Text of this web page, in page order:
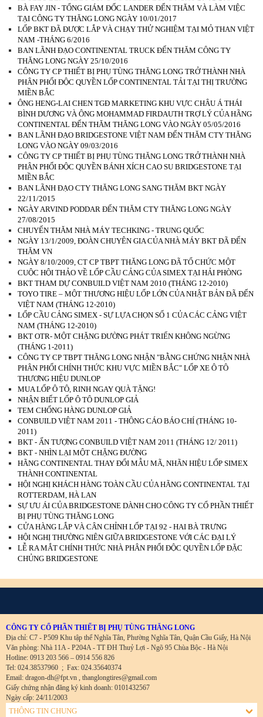
BÀ FAY JIN - TỔNG GIÁM ĐỐC LANDER ĐẾN THĂM VÀ LÀM VIỆC
TẠI CÔNG TY THĂNG LONG NGÀY 10/01/2017
LỐP BKT ĐÃ ĐƯỢC LẮP VÀ CHẠY THỬ NGHIỆM TẠI MỎ THAN VIỆT
NAM -THÁNG 6/2016
BAN LÃNH ĐẠO CONTINENTAL TRUCK ĐẾN THĂM CÔNG TY
THĂNG LONG NGÀY 25/10/2016
CÔNG TY CP THIẾT BỊ PHỤ TÙNG THĂNG LONG TRỞ THÀNH NHÀ
PHÂN PHỐI ĐỘC QUYỀN LỐP CONTINENTAL TẢI TẠI THỊ TRƯỜNG
MIỀN BẮC
ÔNG HENG-LAI CHEN TGĐ MARKETING KHU VỰC CHÂU Á THÁI
BÌNH DƯƠNG VÀ ÔNG MOHAMMAD FIRDAUTH TRỢ LÝ CỦA HÃNG
CONTINENTAL ĐẾN THĂM THĂNG LONG VÀO NGÀY 05/05/2016
BAN LÃNH ĐẠO BRIDGESTONE VIỆT NAM ĐẾN THĂM CTY THĂNG
LONG VÀO NGÀY 09/03/2016
CÔNG TY CP THIẾT BỊ PHỤ TÙNG THĂNG LONG TRỞ THÀNH NHÀ
PHÂN PHỐI ĐỘC QUYỀN BÁNH XÍCH CAO SU BRIDGESTONE TẠI
MIỀN BẮC
BAN LÃNH ĐẠO CTY THĂNG LONG SANG THĂM BKT NGÀY
22/11/2015
NGÀY ARVIND PODDAR ĐẾN THĂM CTY THĂNG LONG NGÀY
27/08/2015
CHUYẾN THĂM NHÀ MÁY TECHKING - TRUNG QUỐC
NGÀY 13/1/2009, ĐOÀN CHUYÊN GIA CỦA NHÀ MÁY BKT ĐÃ ĐẾN
THĂM VN
NGÀY 8/10/2009, CT CP TBPT THĂNG LONG ĐÃ TỔ CHỨC MỘT
CUỘC HỘI THẢO VỀ LỐP CẦU CẢNG CỦA SIMEX TẠI HẢI PHÒNG
BKT THAM DỰ CONBUILD VIỆT NAM 2010 (THÁNG 12-2010)
TOYO TIRE – MỘT THƯƠNG HIỆU LỐP LỚN CỦA NHẬT BẢN ĐÃ ĐẾN
VIỆT NAM (THÁNG 12-2010)
LỐP CẦU CẢNG SIMEX - SỰ LỰA CHỌN SỐ 1 CỦA CÁC CẢNG VIỆT
NAM (THÁNG 12-2010)
BKT OTR- MỘT CHẶNG ĐƯỜNG PHÁT TRIỂN KHÔNG NGỪNG
(THÁNG 1-2011)
CÔNG TY CP TBPT THĂNG LONG NHẬN "BẰNG CHỨNG NHẬN NHÀ
PHÂN PHỐI CHÍNH THỨC KHU VỰC MIỀN BẮC" LỐP XE Ô TÔ
THƯƠNG HIỆU DUNLOP
MUA LỐP Ô TÔ, RINH NGAY QUÀ TẶNG!
NHẬN BIẾT LỐP Ô TÔ DUNLOP GIẢ
TEM CHỐNG HÀNG DUNLOP GIẢ
CONBUILD VIỆT NAM 2011 - THÔNG CÁO BÁO CHÍ (THÁNG 10-
2011)
BKT - ẤN TƯỢNG CONBUILD VIỆT NAM 2011 (THÁNG 12/ 2011)
BKT - NHÌN LẠI MỘT CHẶNG ĐƯỜNG
HÃNG CONTINENTAL THAY ĐỔI MẪU MÃ, NHÃN HIỆU LỐP SIMEX
THÀNH CONTINENTAL
HỘI NGHỊ KHÁCH HÀNG TOÀN CẦU CỦA HÃNG CONTINENTAL TẠI
ROTTERDAM, HÀ LAN
SỰ ƯU ÁI CỦA BRIDGESTONE DÀNH CHO CÔNG TY CỔ PHẦN THIẾT
BỊ PHỤ TÙNG THĂNG LONG
CỬA HÀNG LẮP VÀ CÂN CHỈNH LỐP TẠI 92 - HAI BÀ TRƯNG
HỘI NGHỊ THƯỜNG NIÊN GIỮA BRIDGESTONE VỚI CÁC ĐẠI LÝ
LỄ RA MẮT CHÍNH THỨC NHÀ PHÂN PHỐI ĐỘC QUYỀN LỐP ĐẶC
CHỦNG BRIDGESTONE
CÔNG TY CỔ PHẦN THIẾT BỊ PHỤ TÙNG THĂNG LONG
Địa chỉ: C7 - P509 Khu tập thể Nghĩa Tân, Phường Nghĩa Tân, Quận Cầu Giấy, Hà Nội
Văn phòng: Nhà 11A - P204A - TT ĐH Thuỷ Lợi - Ngõ 95 Chùa Bộc - Hà Nội
Hotline: 0913 203 566 – 0914 556 826
Tel: 024.38537960 ; Fax: 024.35640374
Email: dragon-dh@fpt.vn , thanglongtires@gmail.com
Giấy chứng nhận đăng ký kinh doanh: 0101432567
Ngày cấp: 24/11/2003
THÔNG TIN CHUNG